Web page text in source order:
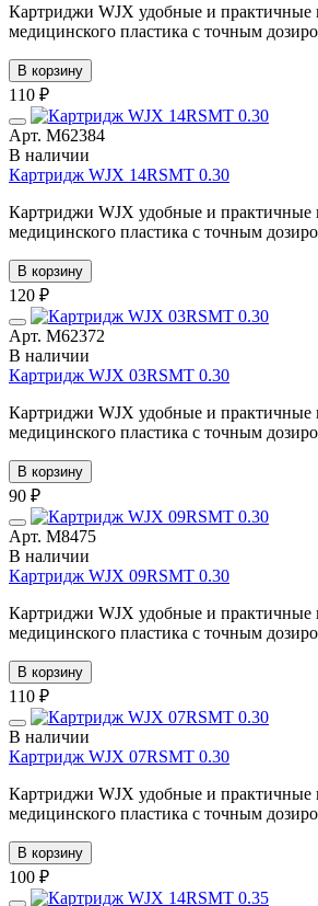
Картриджи WJX удобные и практичные
медицинского пластика с точным
В корзину
110 ₽
Арт. М62384
В наличии
Картридж WJX 14RSMT 0.30
Картриджи WJX удобные и практичные
медицинского пластика с точным
В корзину
120 ₽
Арт. М62372
В наличии
Картридж WJX 03RSMT 0.30
Картриджи WJX удобные и практичные
медицинского пластика с точным
В корзину
90 ₽
Арт. М8475
В наличии
Картридж WJX 09RSMT 0.30
Картриджи WJX удобные и практичные
медицинского пластика с точным
В корзину
110 ₽
В наличии
Картридж WJX 07RSMT 0.30
Картриджи WJX удобные и практичные
медицинского пластика с точным
В корзину
100 ₽